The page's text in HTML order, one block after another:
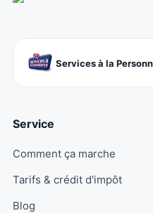
Services à la
Service
Comment ça marche
Tarifs & crédit d'impôt
Blog